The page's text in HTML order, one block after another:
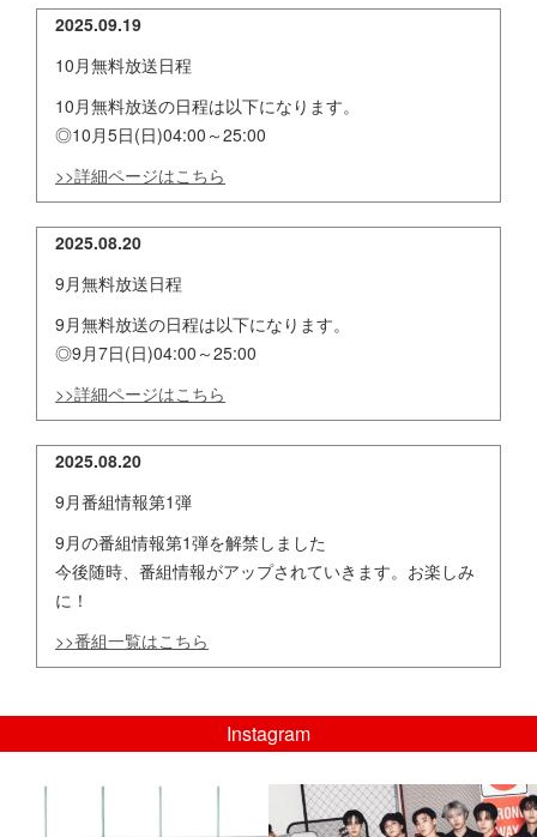
2025.09.19
10月無料放送日程
10月無料放送の日程は以下になります。
◎10月5日(日)04:00～25:00
>>詳細ページはこちら
2025.08.20
9月無料放送日程
9月無料放送の日程は以下になります。
◎9月7日(日)04:00～25:00
>>詳細ページはこちら
2025.08.20
9月番組情報第1弾
9月の番組情報第1弾を解禁しました
今後随時、番組情報がアップされていきます。お楽しみ
に！
>>番組一覧はこちら
Instagram
musicjapantv
💡08/05(水)23:00特番放送！